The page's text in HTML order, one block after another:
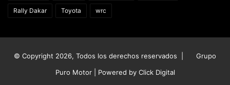
Rally Dakar Toyota wrc
© Copyright 2026, Todos los derechos reservados |
Grupo
Puro Motor | Powered by Click Digital